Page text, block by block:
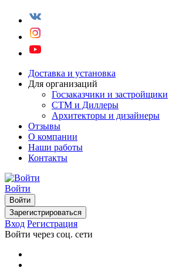
Доставка и установка
Для организаций
Госзаказчики и застройщики
СТМ и Диллеры
Архитекторы и дизайнеры
Отзывы
О компании
Наши работы
Контакты
Войти
Войти
Зарегистрироваться
Вход Регистрация
Войти через соц. сети